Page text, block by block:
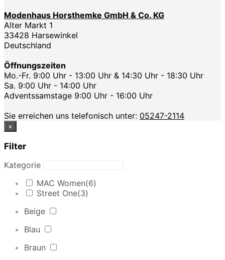
Modenhaus Horsthemke GmbH & Co. KG
Alter Markt 1
33428 Harsewinkel
Deutschland
Öffnungszeiten
Mo.-Fr. 9:00 Uhr - 13:00 Uhr & 14:30 Uhr - 18:30 Uhr
Sa. 9:00 Uhr - 14:00 Uhr
Adventssamstage 9:00 Uhr - 16:00 Uhr
Sie erreichen uns telefonisch unter: 05247-2114
×
Filter
Kategorie
MAC Women(6)
Street One(3)
Beige
Blau
Braun